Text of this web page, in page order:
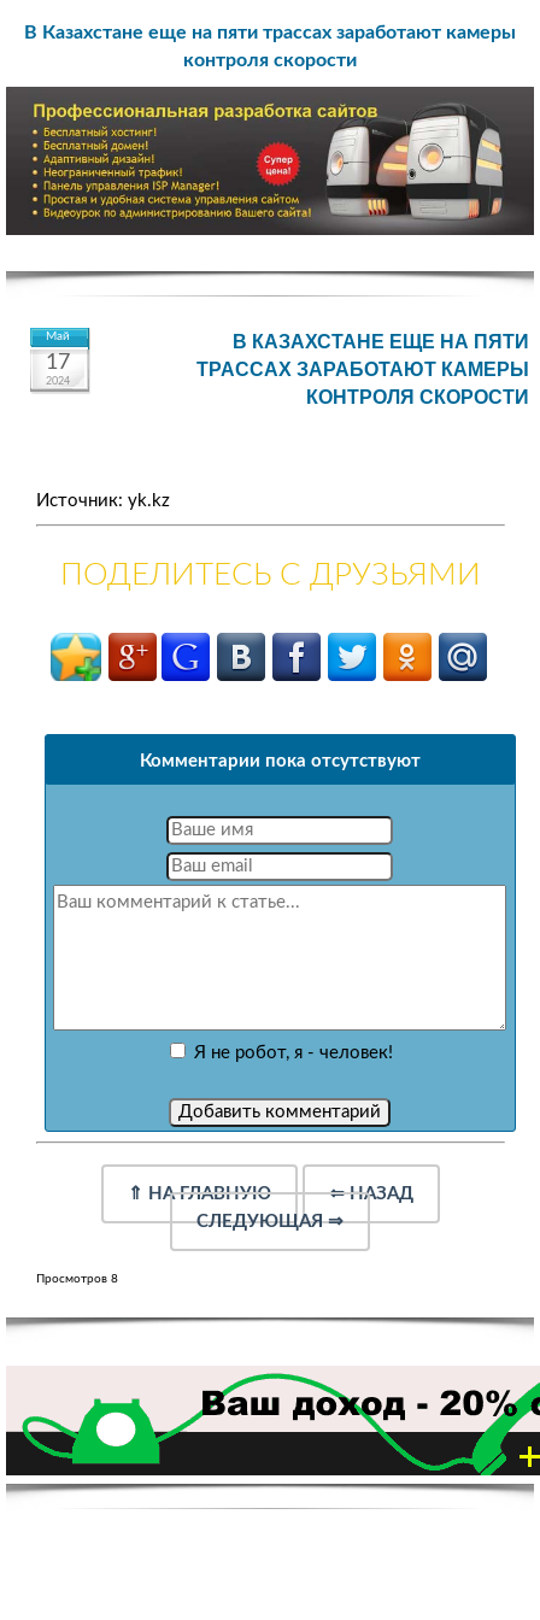
В Казахстане еще на пяти трассах заработают камеры
контроля скорости
Май
17
2024
В КАЗАХСТАНЕ ЕЩЕ НА ПЯТИ
ТРАССАХ ЗАРАБОТАЮТ КАМЕРЫ
КОНТРОЛЯ СКОРОСТИ
Источник: yk.kz
ПОДЕЛИТЕСЬ С ДРУЗЬЯМИ
Комментарии пока отсутствуют
Я не робот, я - человек!
⇑ НА ГЛАВНУЮ ⇐НАЗАД
СЛЕДУЮЩАЯ⇒
Просмотров 8